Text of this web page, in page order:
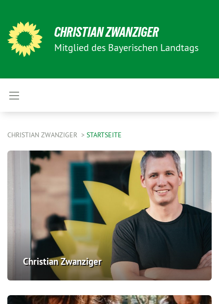
CHRISTIAN ZWANZIGER
Mitglied des Bayerischen Landtags
CHRISTIAN ZWANZIGER STARTSEITE
Christian Zwanziger